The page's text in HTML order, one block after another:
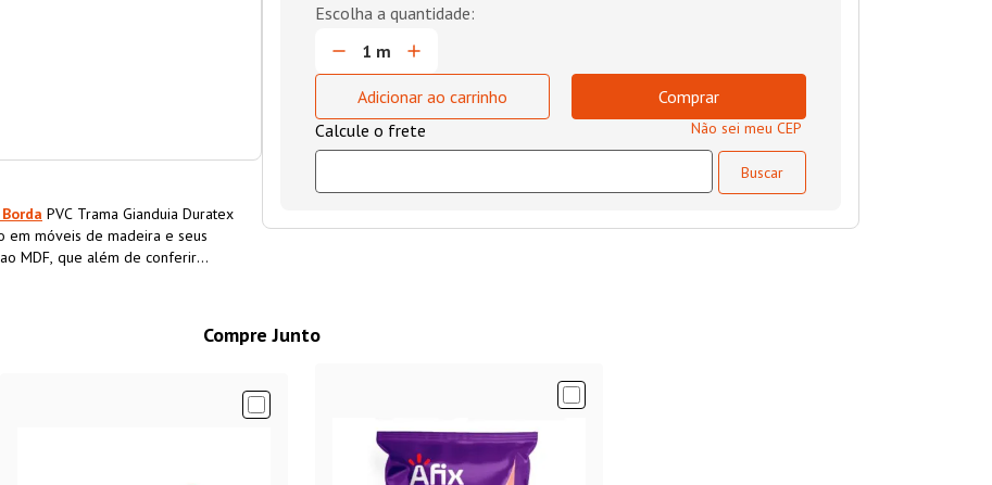
PVC Trama Gianduia Duratex
em móveis de madeira e seus
MDF, que além de conferir
o material, aumentando sua
Adicionar ao carrinho Comprar
Não sei meu CEP
Compre Junto